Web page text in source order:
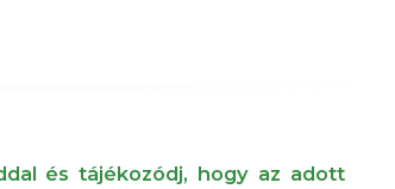
és tájékozódj, hogy az adott